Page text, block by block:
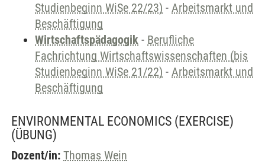
Studienbeginn WiSe 22/23) - Arbeitsmarkt und
Beschäftigung
Wirtschaftspädagogik - Berufliche
Fachrichtung Wirtschaftswissenschaften (bis
Studienbeginn WiSe 21/22) - Arbeitsmarkt und
Beschäftigung
ENVIRONMENTAL ECONOMICS (EXERCISE)
(ÜBUNG)
Dozent/in: Thomas Wein